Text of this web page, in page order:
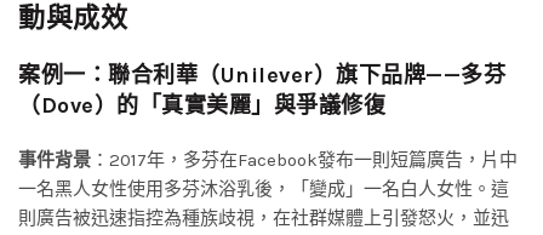
動與成效
案例一：聯合利華（Unilever）旗下品牌——多芬
（Dove）的「真實美麗」與爭議修復
事件背景 ：2017年，多芬在Facebook發布一則短篇廣告，片中
一名黑人女性使用多芬沐浴乳後，「變成」一名白人女性。這
則廣告被迅速指控為種族歧視，在社群媒體上引發怒火，並迅